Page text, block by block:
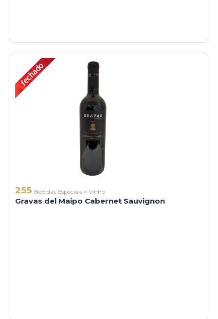
255 Bebidas Especiais > Vinho
Gravas del Maipo Cabernet Sauvignon